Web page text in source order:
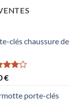
clés chaussure de
€
porte-clés